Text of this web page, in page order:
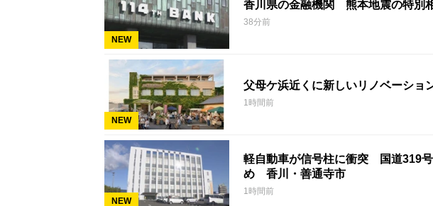
NEW
香川県の金融機関 熊本地震の特別
38分前
NEW
父母ケ浜近くに新しいリノベーシ
1時間前
NEW
軽自動車が信号柱に衝突 国道319
め 香川・善通寺市
1時間前